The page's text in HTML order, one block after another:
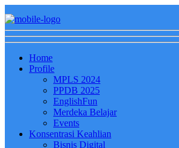
Home
Profile
MPLS 2024
PPDB 2025
EnglishFun
Merdeka Belajar
Events
Konsentrasi Keahlian
Bisnis Digital